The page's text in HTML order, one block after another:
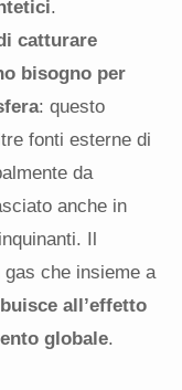
.
catturare
bisogno per
: questo
fonti esterne di
da
anche in
Il
che insieme a
all’effetto
globale.